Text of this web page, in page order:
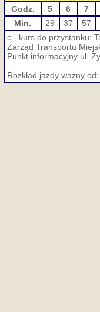
Godz.
5 6 7
Min.
29 37 57
c - kurs do przystanku:
Zarząd Transportu
Punkt informacyjny ul.
Rozkład jazdy ważny